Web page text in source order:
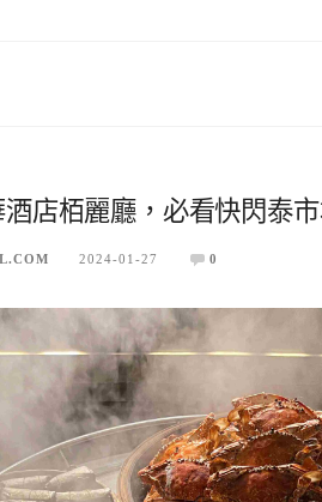
酒店栢麗廳，必看快閃泰
2024-01-27 0